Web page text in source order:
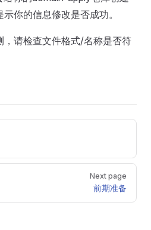
你的信息修改是否成功。
，请检查文件格式/名称是否符
Next page
前期准备